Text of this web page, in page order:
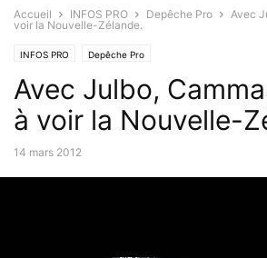
Accueil INFOS PRO Depêche Pro
Avec
voir la Nouvelle-Zélande.
INFOS PRO Depêche Pro
Avec Julbo,
à voir la Nouvelle-
14 mars 2012